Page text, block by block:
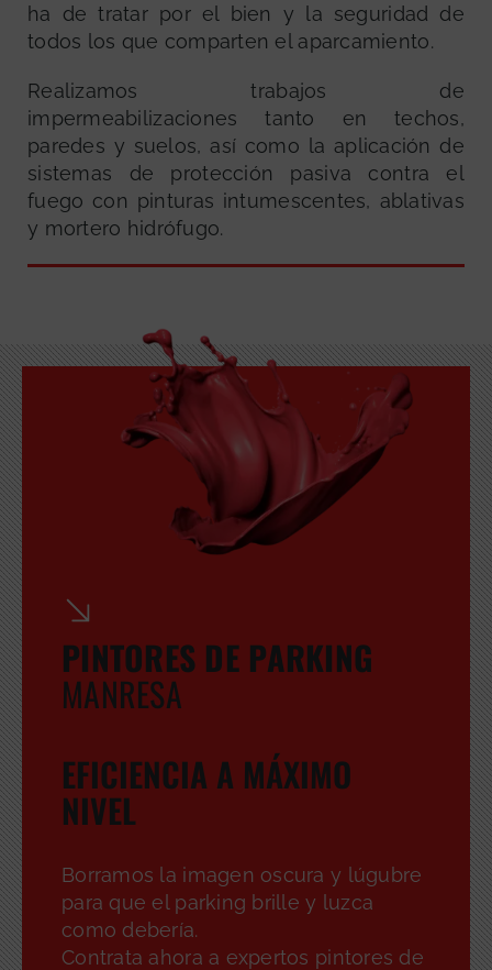
ha de tratar por el bien y la seguridad de
todos los que comparten el aparcamiento.
Realizamos trabajos de
impermeabilizaciones tanto en techos,
paredes y suelos, así como la aplicación de
sistemas de protección pasiva contra el
fuego con pinturas intumescentes, ablativas
y mortero hidrófugo.
PINTORES DE PARKING
MANRESA
EFICIENCIA A MÁXIMO
NIVEL
Borramos la imagen oscura y lúgubre
para que el parking brille y luzca
como debería.
Contrata ahora a expertos pintores de
GRATUITA